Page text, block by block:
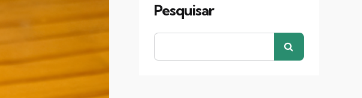
Pesquisar